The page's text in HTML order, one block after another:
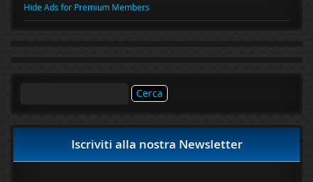
Hide Ads for Premium Members
Iscriviti alla nostra Newsletter